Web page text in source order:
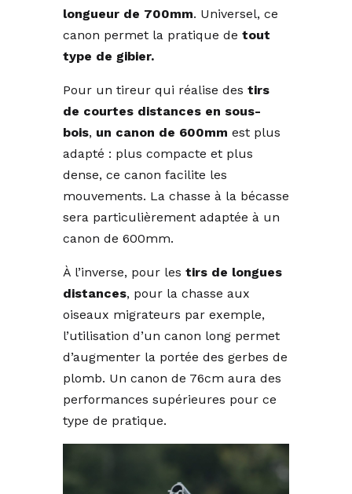
longueur de 700mm. Universel, ce
canon permet la pratique de tout
type de gibier.
Pour un tireur qui réalise des tirs
de courtes distances en sous-
bois, un canon de 600mm est plus
adapté : plus compacte et plus
dense, ce canon facilite les
mouvements. La chasse à la bécasse
sera particulièrement adaptée à un
canon de 600mm.
À l’inverse, pour les tirs de longues
distances, pour la chasse aux
oiseaux migrateurs par exemple,
l’utilisation d’un canon long permet
d’augmenter la portée des gerbes de
plomb. Un canon de 76cm aura des
performances supérieures pour ce
type de pratique.